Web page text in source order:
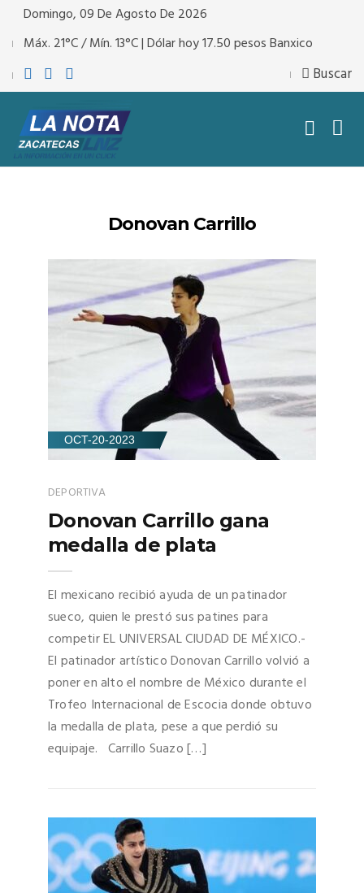
Domingo, 09 De Agosto De 2026
Máx. 21°C / Mín. 13°C | Dólar hoy 17.50 pesos Banxico
Buscar
Donovan Carrillo
OCT-20-2023
DEPORTIVA
Donovan Carrillo gana
medalla de plata
El mexicano recibió ayuda de un patinador
sueco, quien le prestó sus patines para
competir EL UNIVERSAL CIUDAD DE MÉXICO.-
El patinador artístico Donovan Carrillo volvió a
poner en alto el nombre de México durante el
Trofeo Internacional de Escocia donde obtuvo
la medalla de plata, pese a que perdió su
equipaje. Carrillo Suazo […]